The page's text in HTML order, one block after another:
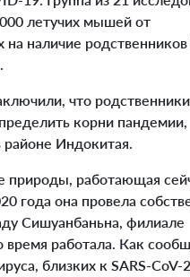
летучих мышей от
наличие родственников
что родственники
корни пандемии,
Индокитая.
природы, работающая
года она провела
Сишуанбаньна, филиале
время работала. Как
близких к SARS-CoV-